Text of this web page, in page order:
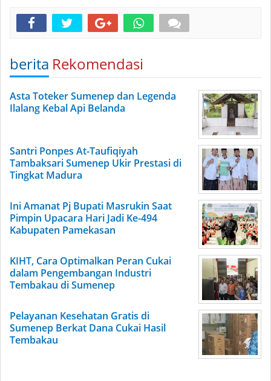
berita Rekomendasi
Asta Toteker Sumenep dan Legenda
Ilalang Kebal Api Belanda
Santri Ponpes At-Taufiqiyah
Tambaksari Sumenep Ukir Prestasi di
Tingkat Madura
Ini Amanat Pj Bupati Masrukin Saat
Pimpin Upacara Hari Jadi Ke-494
Kabupaten Pamekasan
KIHT, Cara Optimalkan Peran Cukai
dalam Pengembangan Industri
Tembakau di Sumenep
Pelayanan Kesehatan Gratis di
Sumenep Berkat Dana Cukai Hasil
Tembakau